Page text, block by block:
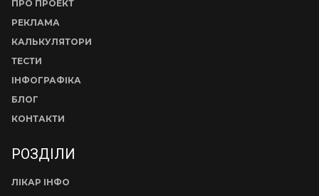
ПРО ПРОЕКТ
РЕКЛАМА
КАЛЬКУЛЯТОРИ
ТЕСТИ
ІНФОГРАФІКА
БЛОГ
КОНТАКТИ
РОЗДІЛИ
ЛІКАР ІНФО